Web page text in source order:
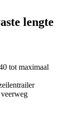
lengte
tot maximaal